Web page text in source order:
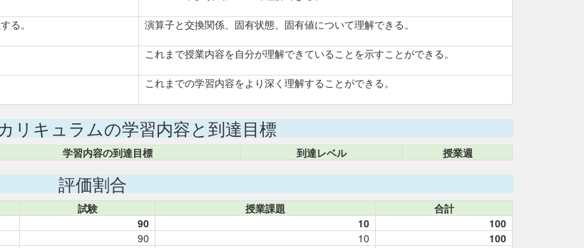
る。 演算子と交換関係、固有状態、固有値について理解できる。
これまで授業内容を自分が理解できていることを示すことができる。
これまでの学習内容をより深く理解することができる。
リキュラムの学習内容と到達目標
学習内容の到達目標 到達レベル 授業週
評価割合
試験 授業課題
合計
90 10
100
90 10
100